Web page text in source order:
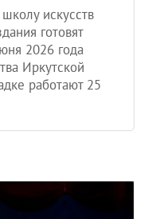
искусств
готовят
2026 года
Иркутской
работают 25